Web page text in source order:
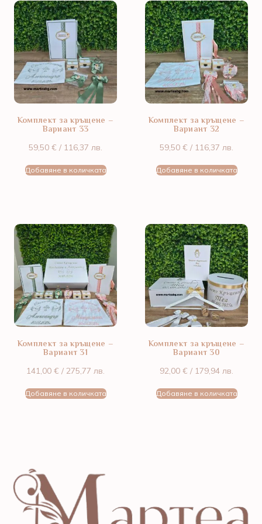
Комплект за кръщене –
Вариант 33
59,50 € / 116,37 лв.
Добавяне в количката
Комплект за кръщене –
Вариант 32
59,50 € / 116,37 лв.
Добавяне в количката
Комплект за кръщене –
Вариант 31
141,00 € / 275,77 лв.
Добавяне в количката
Комплект за кръщене –
Вариант 30
92,00 € / 179,94 лв.
Добавяне в количката